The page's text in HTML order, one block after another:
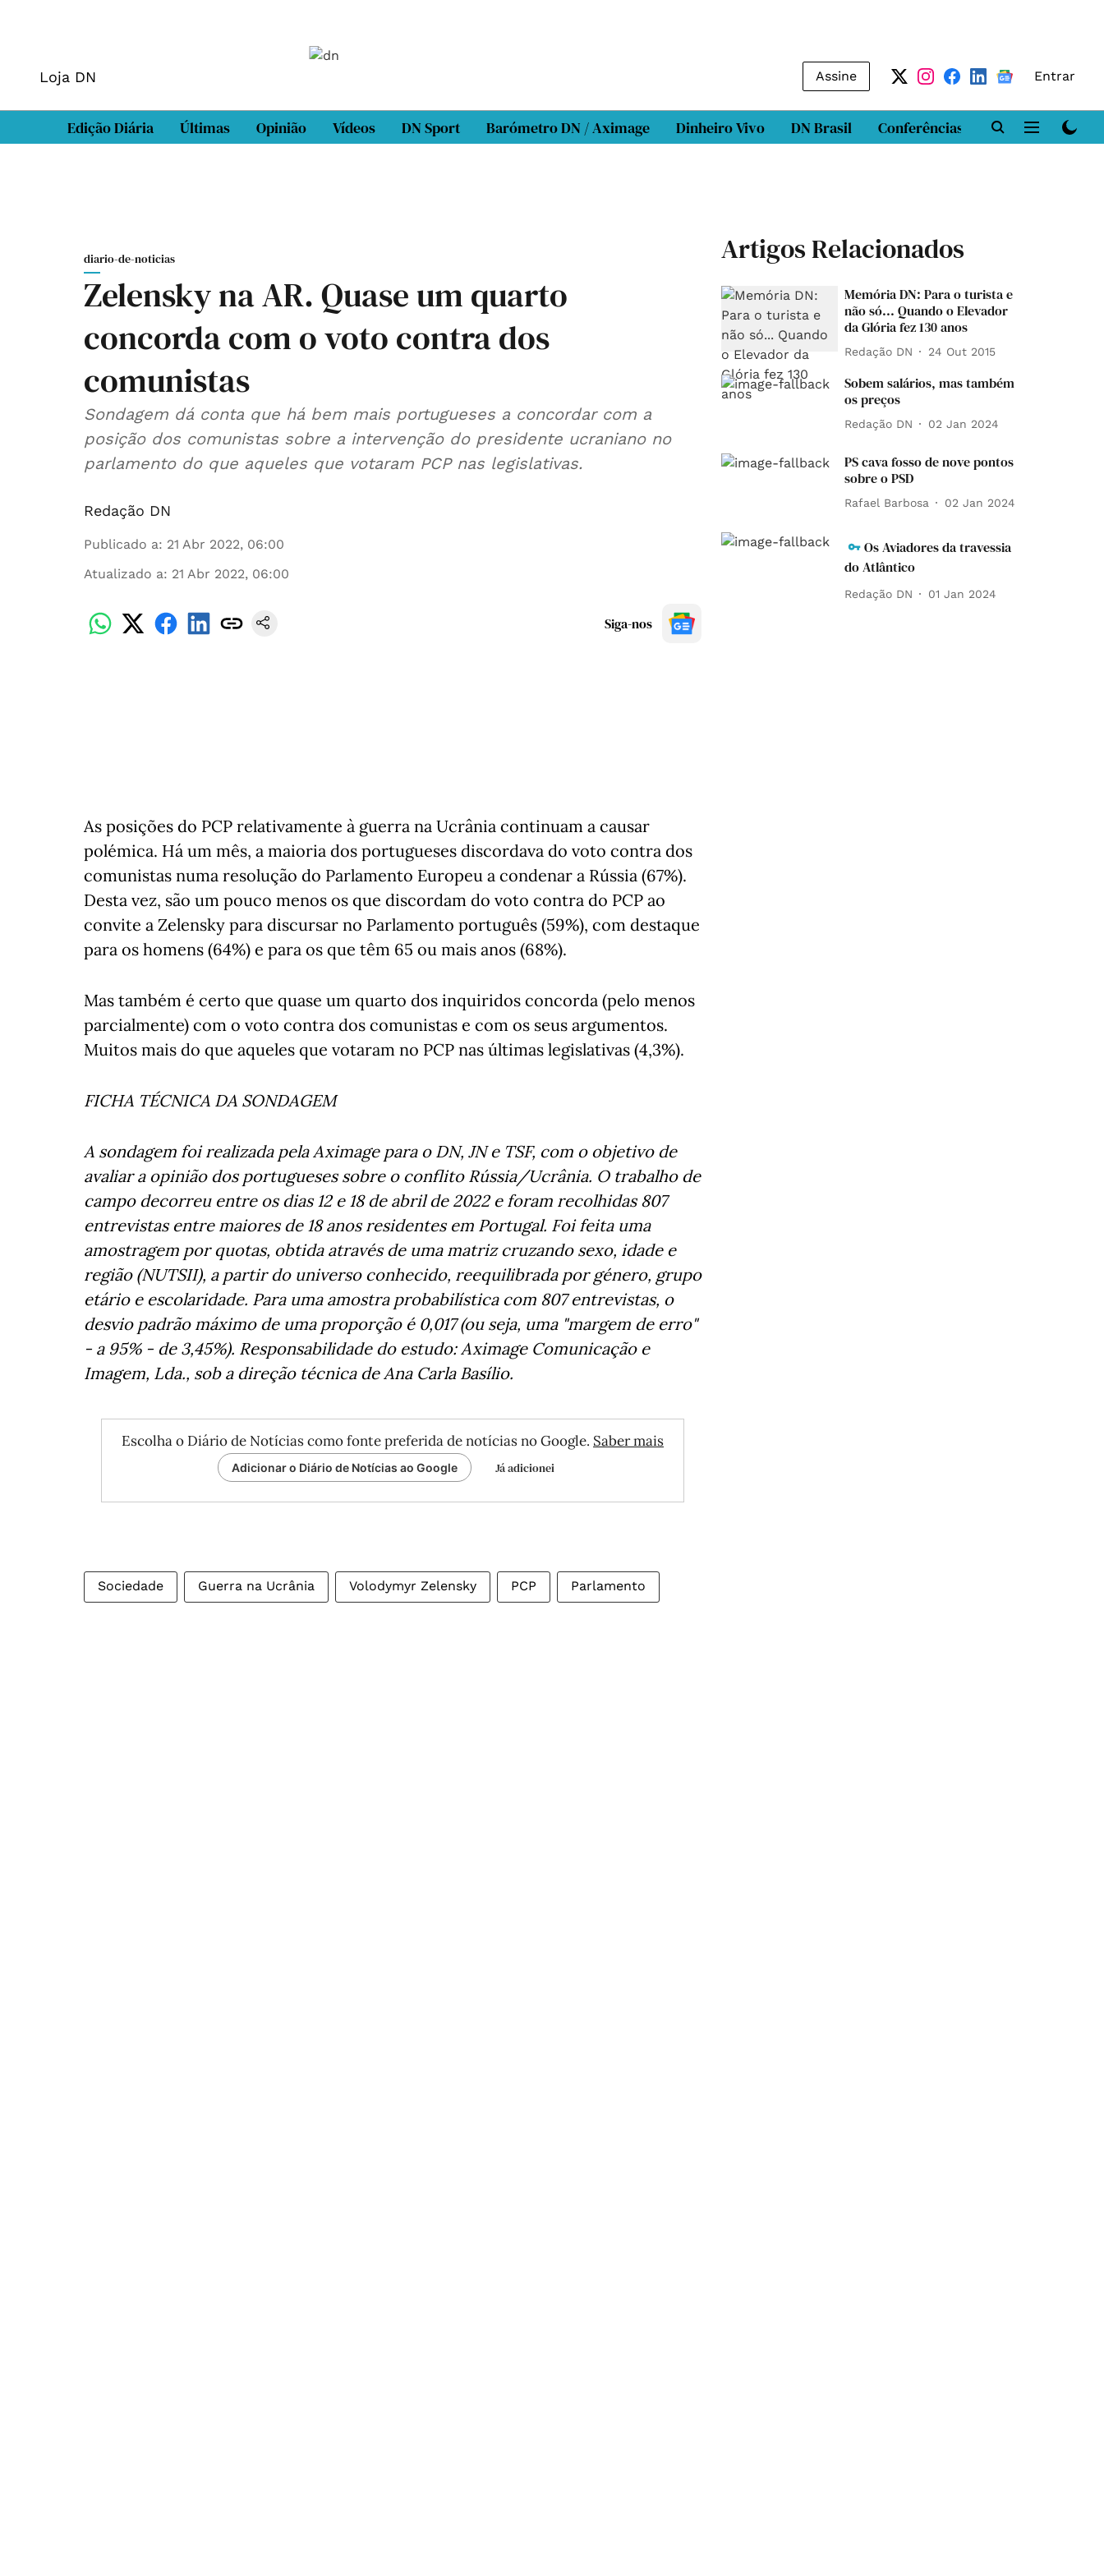
Loja DN Assine Entrar
Edição Diária Últimas Opinião Vídeos DN Sport Barómetro DN / Aximage Dinheiro Vivo DN Brasil Conferências DN LAB
diario-de-noticias
Zelensky na AR. Quase um quarto
concorda com o voto contra dos
comunistas
Sondagem dá conta que há bem mais portugueses a concordar com a
posição dos comunistas sobre a intervenção do presidente ucraniano no
parlamento do que aqueles que votaram PCP nas legislativas.
Redação DN
Publicado a: 21 Abr 2022, 06:00
Atualizado a: 21 Abr 2022, 06:00
Siga-nos
As posições do PCP relativamente à guerra na Ucrânia continuam a causar
polémica. Há um mês, a maioria dos portugueses discordava do voto contra dos
comunistas numa resolução do Parlamento Europeu a condenar a Rússia (67%).
Desta vez, são um pouco menos os que discordam do voto contra do PCP ao
convite a Zelensky para discursar no Parlamento português (59%), com destaque
para os homens (64%) e para os que têm 65 ou mais anos (68%).
Mas também é certo que quase um quarto dos inquiridos concorda (pelo menos
parcialmente) com o voto contra dos comunistas e com os seus argumentos.
Muitos mais do que aqueles que votaram no PCP nas últimas legislativas (4,3%).
FICHA TÉCNICA DA SONDAGEM
A sondagem foi realizada pela Aximage para o DN, JN e TSF, com o objetivo de
avaliar a opinião dos portugueses sobre o conflito Rússia/Ucrânia. O trabalho de
campo decorreu entre os dias 12 e 18 de abril de 2022 e foram recolhidas 807
entrevistas entre maiores de 18 anos residentes em Portugal. Foi feita uma
amostragem por quotas, obtida através de uma matriz cruzando sexo, idade e
região (NUTSII), a partir do universo conhecido, reequilibrada por género, grupo
etário e escolaridade. Para uma amostra probabilística com 807 entrevistas, o
desvio padrão máximo de uma proporção é 0,017 (ou seja, uma "margem de erro"
- a 95% - de 3,45%). Responsabilidade do estudo: Aximage Comunicação e
Imagem, Lda., sob a direção técnica de Ana Carla Basílio.
Escolha o Diário de Notícias como fonte preferida de notícias no Google. Saber mais
Adicionar o Diário de Notícias ao Google Já adicionei
Sociedade Guerra na Ucrânia Volodymyr Zelensky PCP Parlamento
Artigos Relacionados
Memória DN: Para o turista e
não só... Quando o Elevador
da Glória fez 130 anos
Redação DN 24 Out 2015
Sobem salários, mas também
os preços
Redação DN 02 Jan 2024
PS cava fosso de nove pontos
sobre o PSD
Rafael Barbosa 02 Jan 2024
Os Aviadores da travessia
do Atlântico
Redação DN 01 Jan 2024